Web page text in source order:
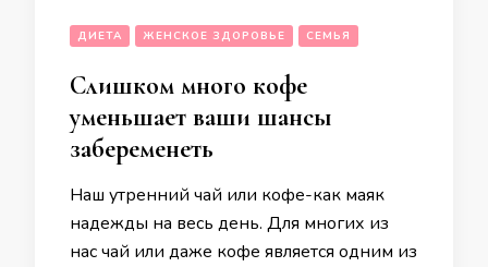
ДИЕТА ЖЕНСКОЕ ЗДОРОВЬЕ СЕМЬЯ
Слишком много кофе
уменьшает ваши шансы
забеременеть
Наш утренний чай или кофе-как маяк
надежды на весь день. Для многих из
нас чай или даже кофе является одним из